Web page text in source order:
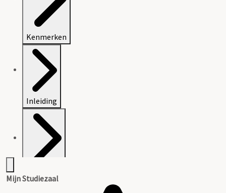
Kenmerken
Inleiding
Mijn Studiezaal